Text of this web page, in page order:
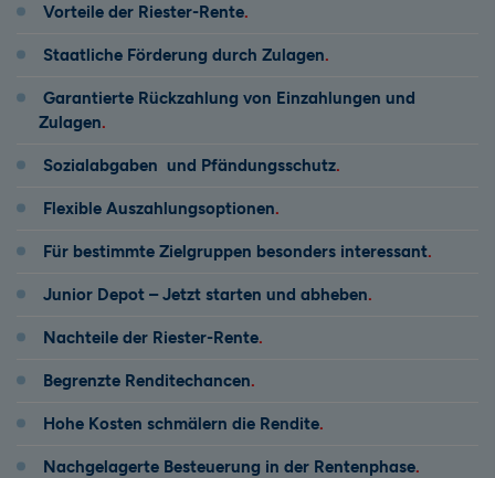
Vorteile der Riester-Rente
Staatliche Förderung durch Zulagen
Garantierte Rückzahlung von Einzahlungen und
Zulagen
Sozialabgaben und Pfändungsschutz
Flexible Auszahlungsoptionen
Für bestimmte Zielgruppen besonders interessant
Junior Depot – Jetzt starten und abheben
Nachteile der Riester-Rente
Begrenzte Renditechancen
Hohe Kosten schmälern die Rendite
Nachgelagerte Besteuerung in der Rentenphase